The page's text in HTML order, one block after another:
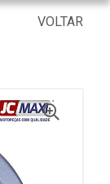
VOLTAR